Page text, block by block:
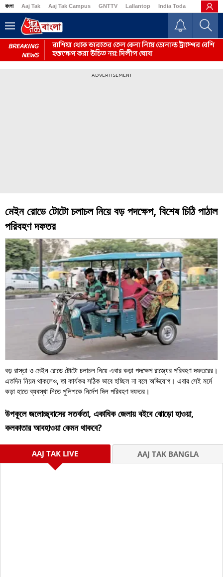
বাংলা Aaj Tak Aaj Tak Campus GNTTV Lallantop India Today Business
BREAKING
NEWS
রাশিয়া থেকে ভারতের তেল কেনা নিয়ে ডোনাল্ড ট্রাম্পের বেশি
হস্তক্ষেপ করা উচিত নয়: দিলীপ ঘোষ
ADVERTISEMENT
মেইন রোডে টোটো চলাচল নিয়ে বড় পদক্ষেপ, বিশেষ চিঠি পাঠাল
পরিবহণ দফতর
বড় রাস্তা ও মেইন রোডে টোটো চলাচল নিয়ে এবার কড়া পদক্ষেপ রাজ্যের পরিবহণ দফতরের।
এতদিন নিয়ম থাকলেও, তা কার্যকর সঠিক ভাবে হচ্ছিল না বলে অভিযোগ। এবার সেই মর্মে
কড়া হাতে ব্যবস্থা নিতে পুলিশকে নির্দেশ দিল পরিবহণ দফতর।
উপকূলে জলোচ্ছ্বাসের সতর্কতা, একাধিক জেলায় বইবে ঝোড়ো হাওয়া,
কলকাতার আবহাওয়া কেমন থাকবে?
AAJ TAK LIVE AAJ TAK BANGLA